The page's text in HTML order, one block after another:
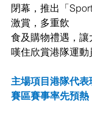
閉幕，推出「
激賞，多重飲
食及購物禮遇，讓
嘆住欣賞港隊運動
主場項目港隊代
賽區賽事率先預熱